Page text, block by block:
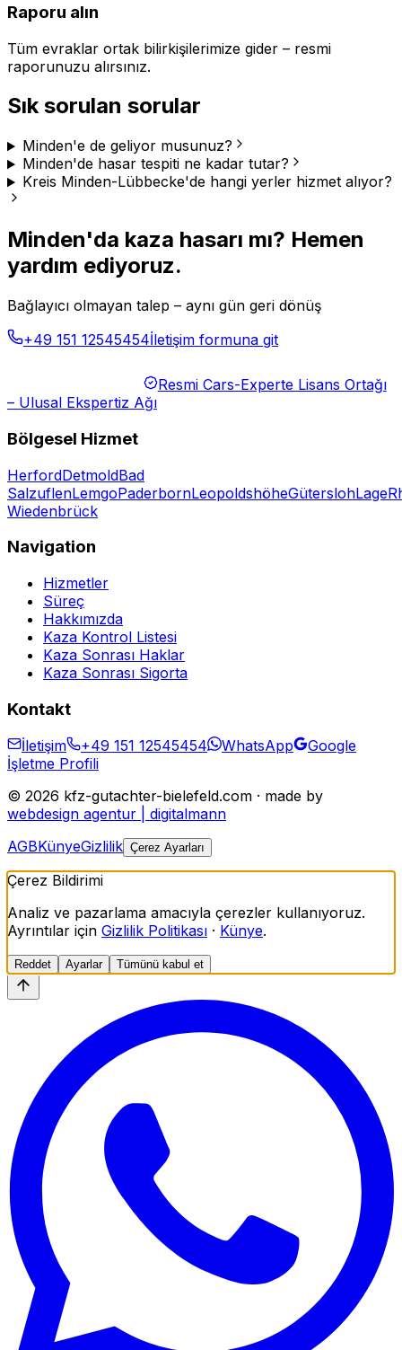
Raporu alın
Tüm evraklar ortak bilirkişilerimize gider – resmi
raporunuzu alırsınız.
Sık sorulan sorular
Minden'e de geliyor musunuz?
Minden'de hasar tespiti ne kadar tutar?
Kreis Minden-Lübbecke'de hangi yerler hizmet alıyor?
Minden'da kaza hasarı mı? Hemen
yardım ediyoruz.
Bağlayıcı olmayan talep – aynı gün geri dönüş
+49 151 12545454İletişim formuna git
Resmi Cars-Experte Lisans Ortağı
– Ulusal Ekspertiz Ağı
Bölgesel Hizmet
HerfordDetmoldBad
SalzuflenLemgoPaderbornLeopoldshöheGüterslohLage
Wiedenbrück
Navigation
Hizmetler
Süreç
Hakkımızda
Kaza Kontrol Listesi
Kaza Sonrası Haklar
Kaza Sonrası Sigorta
Kontakt
İletişim +49 151 12545454 WhatsApp
Google
İşletme Profili
© 2026 kfz-gutachter-bielefeld.com · made by
webdesign agentur | digitalmann
AGBKünyeGizlilik Çerez Ayarları
Çerez Bildirimi
Analiz ve pazarlama amacıyla çerezler kullanıyoruz.
Ayrıntılar için Gizlilik Politikası · Künye.
Reddet Ayarlar Tümünü kabul et